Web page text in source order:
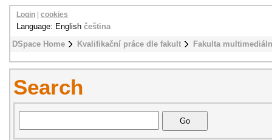
DSpace Home Kvalifikační práce dle fakult Fakulta
Login cookies
Language: English čeština
Search